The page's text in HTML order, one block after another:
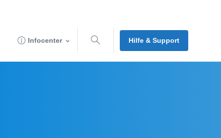
Infocenter Hilfe & Support